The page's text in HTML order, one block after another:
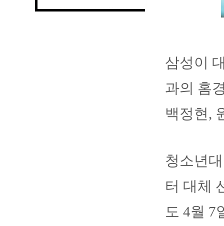
삼성이
과의 홈
백정현,
청소년
터 대체
도 4월 7